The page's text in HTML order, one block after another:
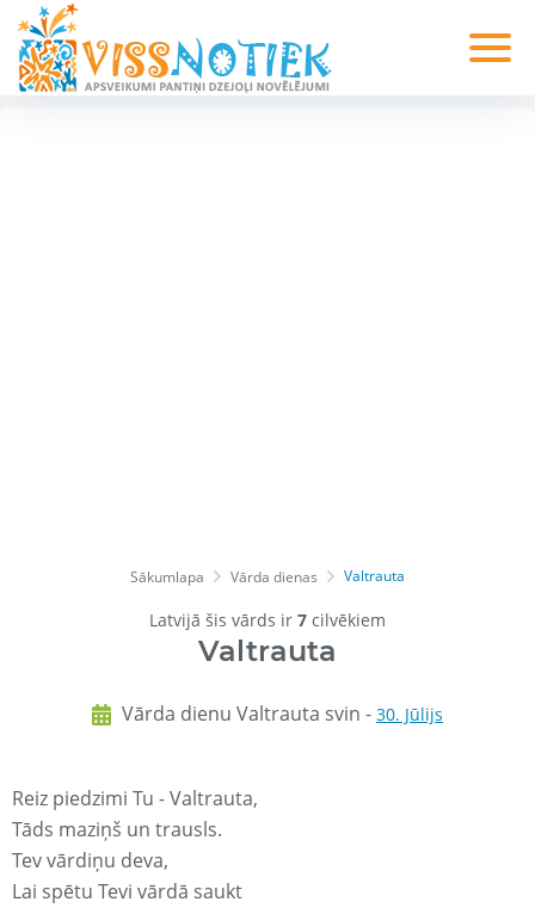
Sākumlapa Vārda dienas Valtrauta
Latvijā šis vārds ir 7 cilvēkiem
Valtrauta
Vārda dienu Valtrauta svin - 30. Jūlijs
Reiz piedzimi Tu - Valtrauta,
Tāds maziņš un trausls.
Tev vārdiņu deva,
Lai spētu Tevi vārdā saukt